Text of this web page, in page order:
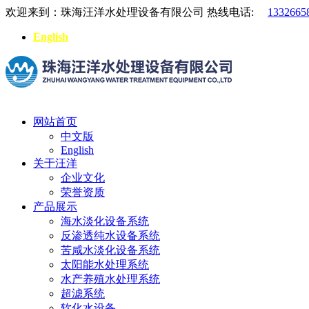
欢迎来到：珠海汪洋水处理设备有限公司 热线电话:
English
网站首页
中文版
English
关于汪洋
企业文化
荣誉资质
产品展示
海水淡化设备系统
反渗透纯水设备系统
苦咸水淡化设备系统
太阳能水处理系统
水产养殖水处理系统
超滤系统